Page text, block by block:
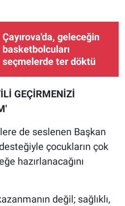
Çayırova'da, geleceğin
basketbolcuları
seçmelerde ter döktü
GEÇİRMENİZİ
de seslenen Başkan
çocukların çok
hazırlanacağını
değil; sağlıklı,